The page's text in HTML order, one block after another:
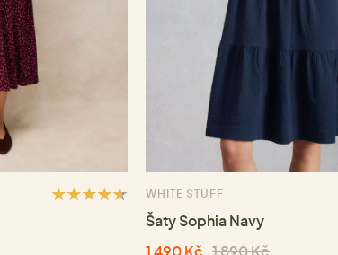
WHITE STUFF
Šaty Sophia Navy
1 490 Kč 1 890 Kč